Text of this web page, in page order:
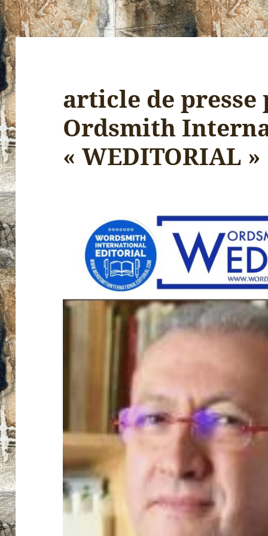
article de presse
Ordsmith
« WEDITORIAL »